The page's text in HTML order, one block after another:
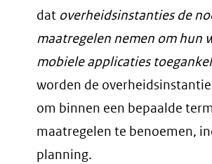
dat overheidsinstanties de
maatregelen nemen om hun
mobiele applicaties
worden de
om binnen een bepaalde
maatregelen te benoemen,
planning.